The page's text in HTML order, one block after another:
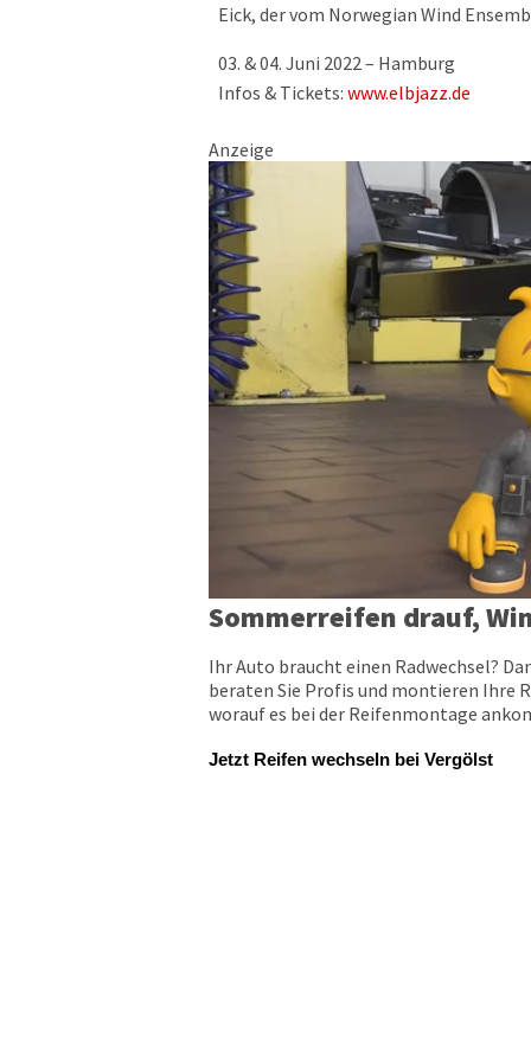
Eick, der vom Norwegian Wind
03. & 04. Juni 2022 – Hamburg
Infos & Tickets: www.elbjazz.de
Anzeige
Sommerreifen drauf,
Ihr Auto braucht einen Radwechsel?
beraten Sie Profis und montieren Ihre
worauf es bei der Reifenmontage
Jetzt Reifen wechseln bei Vergölst